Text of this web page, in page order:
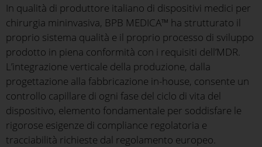
In qualità di produttore italiano di dispositivi medici per
chirurgia mininvasiva, BPB MEDICA™ ha strutturato il
proprio sistema qualità e il proprio processo di sviluppo
prodotto in piena conformità con i requisiti dell’MDR.
L’integrazione verticale della produzione, dalla
progettazione alla fabbricazione in-house, consente un
controllo capillare di ogni fase del ciclo di vita del
dispositivo, elemento fondamentale per soddisfare le
rigorose esigenze di compliance regolatoria e
tracciabilità richieste dal regolamento europeo.